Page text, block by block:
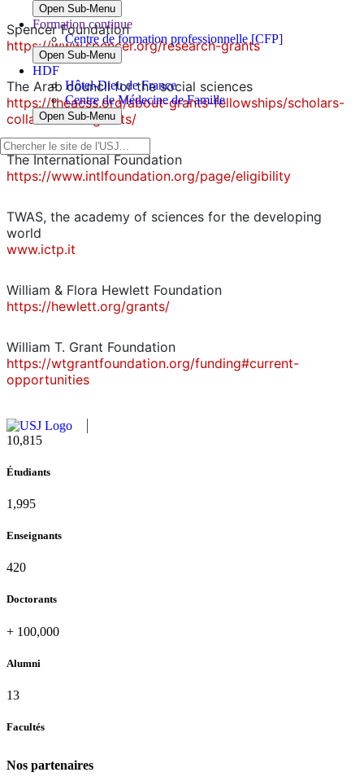
Open Sub-Menu
Formation continue
Centre de formation professionnelle [CFP]
Open Sub-Menu
HDF
Hôtel-Dieu de France
Centre de Médecine de Famille
Open Sub-Menu
Spencer Foundation
https://www.spencer.org/research-grants
The Arab council for the social sciences
https://theacss.org/about-grants-fellowships/scholars-
collaborative-grants/
The International Foundation
https://www.intlfoundation.org/page/eligibility
TWAS, the academy of sciences for the developing
world
www.ictp.it
William & Flora Hewlett Foundation
https://hewlett.org/grants/
William T. Grant Foundation
https://wtgrantfoundation.org/funding#current-
opportunities
11,727
Étudiants
2,142
Enseignants
437
Doctorants
+ 100,000
Alumni
13
Facultés
Nos partenaires